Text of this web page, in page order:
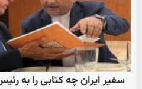
سفیر ایران چه کتابی را به